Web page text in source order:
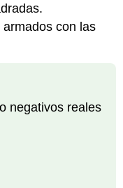
con las
negativos reales